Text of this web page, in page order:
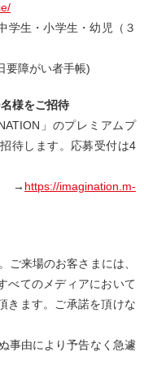
生・小学生・幼児（３
要障がい者手帳)
様をご招待
」のプレミアムプ
待します。応募受付は4
→ https://imagination.m-
来場のお客さまには、
べてのメディアにおいて
きます。ご承諾を頂けな
事由により予告なく急遽